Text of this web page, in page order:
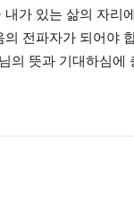
내가 있는 삶의 자리
의 전파자가 되어야
의 뜻과 기대하심에